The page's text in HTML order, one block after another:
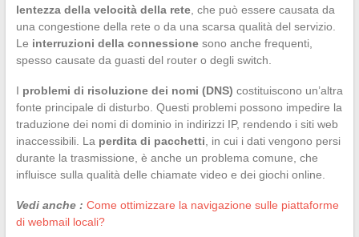
lentezza della velocità della rete, che può essere causata da
una congestione della rete o da una scarsa qualità del servizio.
Le interruzioni della connessionesono anche frequenti,
spesso causate da guasti del router o degli switch.
I problemi di risoluzione dei nomi (DNS) costituiscono un’altra
fonte principale di disturbo. Questi problemi possono impedire la
traduzione dei nomi di dominio in indirizzi IP, rendendo i siti web
inaccessibili. La perdita di pacchetti , in cui i dati vengono persi
durante la trasmissione, è anche un problema comune, che
influisce sulla qualità delle chiamate video e dei giochi online.
Vedi anche : Come ottimizzare la navigazione sulle piattaforme
di webmail locali?